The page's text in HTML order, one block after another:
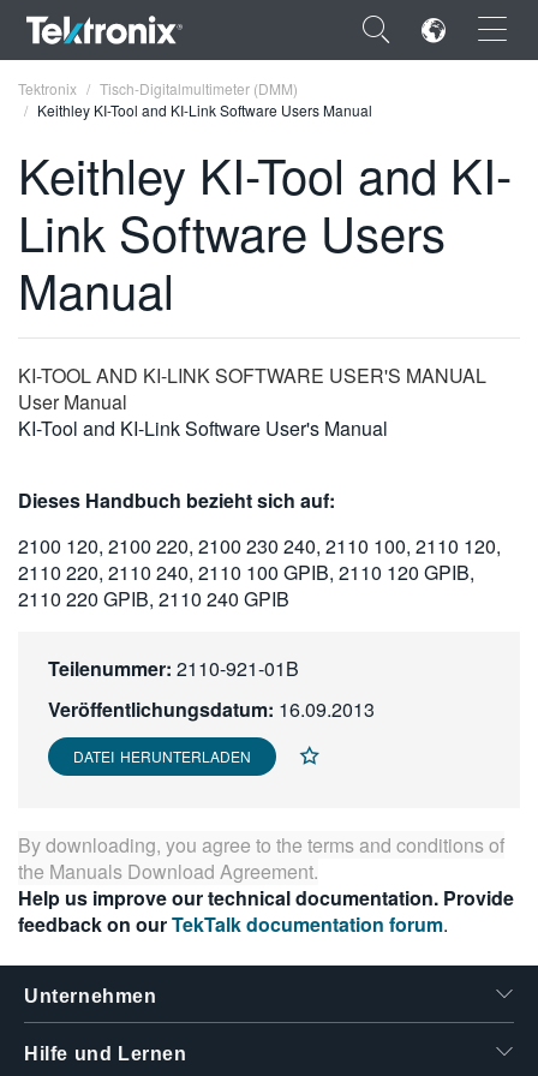
×
ENGLISH
FRANÇAIS
VIỆT NAM
简体中文
한국어
繁體中文
Tektronix
Tisch-Digitalmultimeter (DMM)
Keithley KI-Tool and KI-Link Software Users Manual
Keithley KI-Tool and KI-
Link Software Users
Manual
KI-TOOL AND KI-LINK SOFTWARE USER'S MANUAL
User Manual
KI-Tool and KI-Link Software User's Manual
Dieses Handbuch bezieht sich auf:
2100 120, 2100 220, 2100 230 240, 2110 100, 2110 120,
2110 220, 2110 240, 2110 100 GPIB, 2110 120 GPIB,
2110 220 GPIB, 2110 240 GPIB
Teilenummer: 2110-921-01B
Veröffentlichungsdatum: 16.09.2013
DATEI HERUNTERLADEN
By downloading, you agree to the terms and conditions of
the Manuals Download Agreement.
Help us improve our technical documentation. Provide
feedback on ourTekTalk documentation forum.
Unternehmen
Hilfe und Lernen